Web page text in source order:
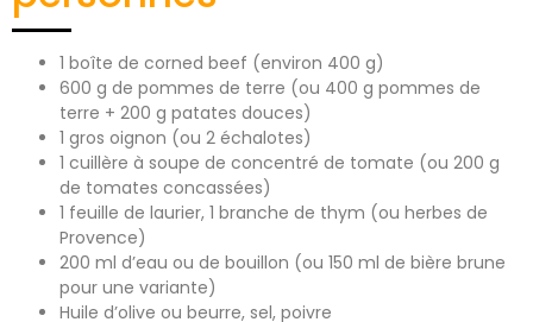
1 boîte de corned beef (environ 400 g)
600 g de pommes de terre (ou 400 g pommes de
terre + 200 g patates douces)
1 gros oignon (ou 2 échalotes)
1 cuillère à soupe de concentré de tomate (ou 200 g
de tomates concassées)
1 feuille de laurier, 1 branche de thym (ou herbes de
Provence)
200 ml d’eau ou de bouillon (ou 150 ml de bière brune
pour une variante)
Huile d’olive ou beurre, sel, poivre